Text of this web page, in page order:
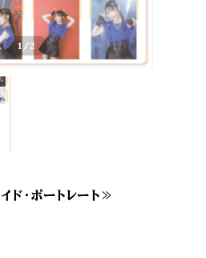
1 /2
ド・ポートレート≫